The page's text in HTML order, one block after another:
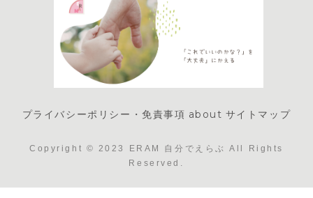
プライバシーポリシー・免責事項 about サイトマップ
Copyright © 2023 ERAM 自分でえらぶ All Rights
Reserved.